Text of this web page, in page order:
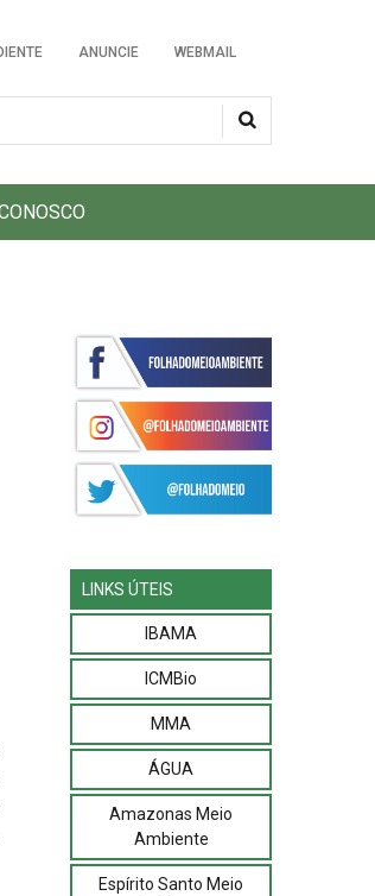
ANUNCIE WEBMAIL
LINKS ÚTEIS
IBAMA
ICMBio
MMA
ÁGUA
Amazonas Meio
Ambiente
Espírito Santo Meio